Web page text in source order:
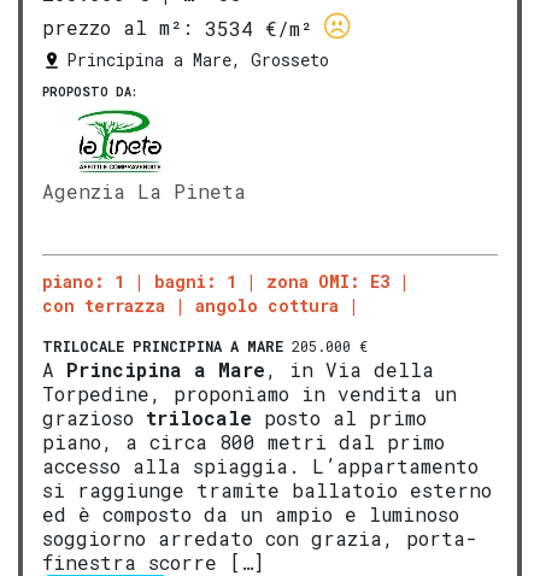
prezzo al m²:
3534 €/m²
Principina a Mare, Grosseto
PROPOSTO DA:
Agenzia La Pineta
piano: 1 bagni: 1
zona OMI: E3
con terrazza
angolo cottura
TRILOCALE PRINCIPINA A MARE 205.000 €
A Principina a Mare, in Via della
Torpedine, proponiamo in vendita un
grazioso trilocale posto al primo
piano, a circa 800 metri dal primo
accesso alla spiaggia. L’appartamento
si raggiunge tramite ballatoio esterno
ed è composto da un ampio e luminoso
soggiorno arredato con grazia, porta-
finestra scorre […]